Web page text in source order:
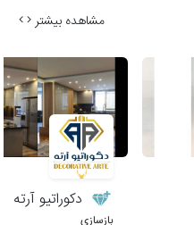
مشاهده بیشتر
دکوراتیو آرته
بازسازی